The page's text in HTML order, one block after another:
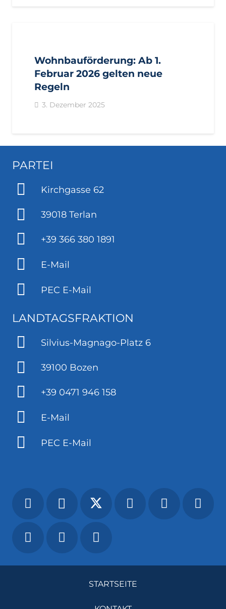
Wohnbauförderung: Ab 1.
Februar 2026 gelten neue
Regeln
3. Dezember 2025
PARTEI
Kirchgasse 62
39018 Terlan
+39 366 380 1891
E-Mail
PEC E-Mail
LANDTAGSFRAKTION
Silvius-Magnago-Platz 6
39100 Bozen
+39 0471 946 158
E-Mail
PEC E-Mail
STARTSEITE